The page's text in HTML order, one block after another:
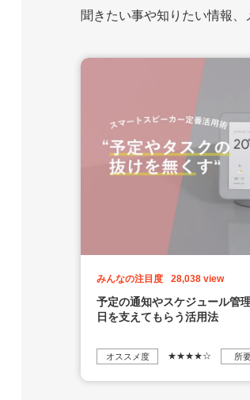
聞きたい事や知りたい情報
みんなの注目度 28,038 view
予定の通知やスケジュール管
日を支えてもらう活用法
オススメ度 ★★★★☆ 所